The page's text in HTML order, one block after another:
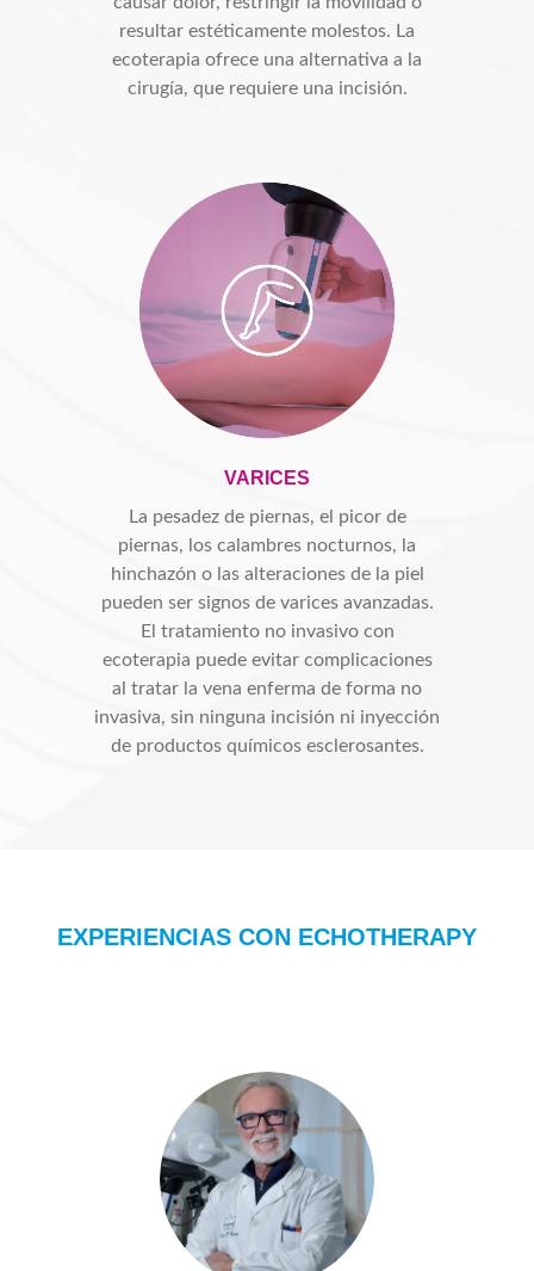
resultar estéticamente molestos. La
ecoterapia ofrece una alternativa a la
cirugía, que requiere una incisión.
VARICES
La pesadez de piernas, el picor de
piernas, los calambres nocturnos, la
hinchazón o las alteraciones de la piel
pueden ser signos de varices avanzadas.
El tratamiento no invasivo con
ecoterapia puede evitar complicaciones
al tratar la vena enferma de forma no
invasiva, sin ninguna incisión ni inyección
de productos químicos esclerosantes.
EXPERIENCIAS CON ECHOTHERAPY